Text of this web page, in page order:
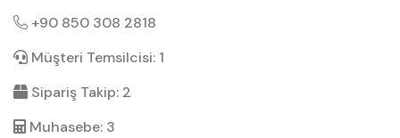
+90 850 308 2818
Müşteri Temsilcisi: 1
Sipariş Takip: 2
Muhasebe: 3